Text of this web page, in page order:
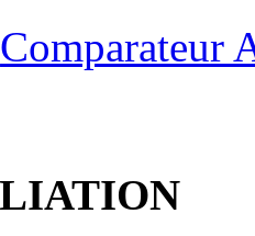
Comparateur